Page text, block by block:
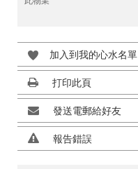
加入到我的心水名單
打印此頁
發送電郵給好友
報告錯誤